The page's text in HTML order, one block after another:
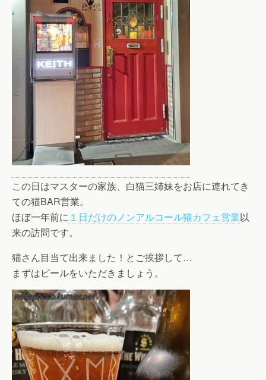
この日はマスターの家族、白猫三姉妹をお店に連れてき
ての猫BAR営業。
ほぼ一年前に １日だけのノンアルコール猫カフェ営業以
来の訪問です。
猫さん目当て出来ました！とご挨拶して…
まずはビールをいただきましょう。